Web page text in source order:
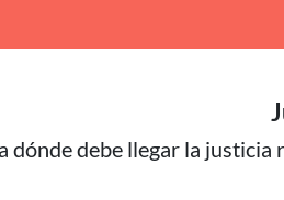
dónde debe llegar la justicia